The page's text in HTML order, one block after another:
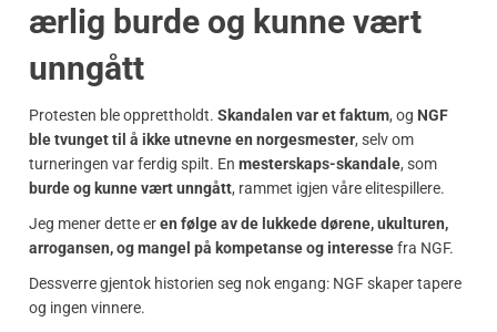
ærlig burde og kunne vært
unngått
Protesten ble opprettholdt. Skandalen var et faktum, og NGF
ble tvunget til å ikke utnevne en norgesmester, selv om
turneringen var ferdig spilt. En mesterskaps-skandale, som
burde og kunne vært unngått, rammet igjen våre elitespillere.
Jeg mener dette eren følge av de lukkede dørene, ukulturen,
arrogansen, og mangel på kompetanse og interessefra NGF.
Dessverre gjentok historien seg nok engang: NGF skaper tapere
og ingen vinnere.